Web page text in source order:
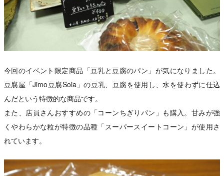
今回のイベント限定商品「豆乳と豆腐のパン」が気になりました。
豆腐屋「Jimo豆腐Soia」の豆乳、豆腐を使用し、水を使わずに仕込
んだという特徴的な商品です。
また、店員さんおすすめの「コーンちぎりパン」も購入。甘みが強
くやわらかな粒が特徴の品種「スーパースイートコーン」が使用さ
れています。